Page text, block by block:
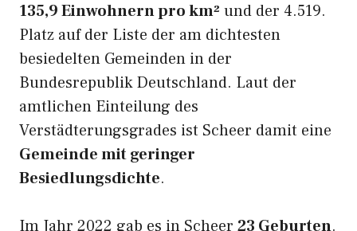
135,9 Einwohnern pro km² und der 4.519.
Platz auf der Liste der am dichtesten
besiedelten Gemeinden in der
Bundesrepublik Deutschland. Laut der
amtlichen Einteilung des
Verstädterungsgrades ist Scheer damit eine
Gemeinde mit geringer
Besiedlungsdichte.
Im Jahr 2022 gab es in Scheer 23 Geburten.